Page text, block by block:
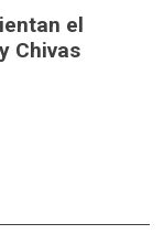
el
Chivas